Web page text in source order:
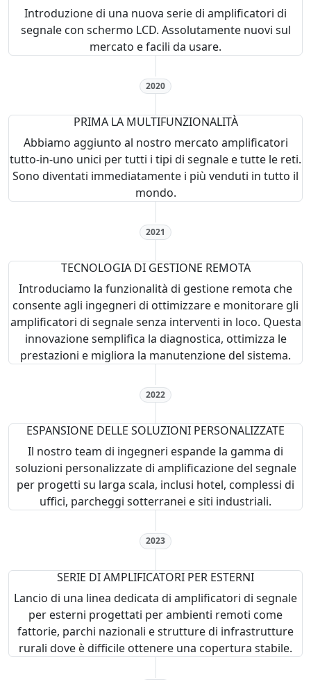
Introduzione di una nuova serie di amplificatori di
segnale con schermo LCD. Assolutamente nuovi sul
mercato e facili da usare.
2020
PRIMA LA MULTIFUNZIONALITÀ
Abbiamo aggiunto al nostro mercato amplificatori
tutto-in-uno unici per tutti i tipi di segnale e tutte le reti.
Sono diventati immediatamente i più venduti in tutto il
mondo.
2021
TECNOLOGIA DI GESTIONE REMOTA
Introduciamo la funzionalità di gestione remota che
consente agli ingegneri di ottimizzare e monitorare gli
amplificatori di segnale senza interventi in loco. Questa
innovazione semplifica la diagnostica, ottimizza le
prestazioni e migliora la manutenzione del sistema.
2022
ESPANSIONE DELLE SOLUZIONI PERSONALIZZATE
Il nostro team di ingegneri espande la gamma di
soluzioni personalizzate di amplificazione del segnale
per progetti su larga scala, inclusi hotel, complessi di
uffici, parcheggi sotterranei e siti industriali.
2023
SERIE DI AMPLIFICATORI PER ESTERNI
Lancio di una linea dedicata di amplificatori di segnale
per esterni progettati per ambienti remoti come
fattorie, parchi nazionali e strutture di infrastrutture
rurali dove è difficile ottenere una copertura stabile.